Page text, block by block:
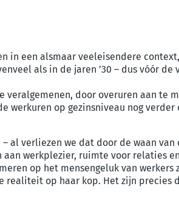
in een alsmaar veeleisendere
als in de jaren ’30 – dus vóór de
veralgemenen, door overuren aan te
werkuren op gezinsniveau nog verder
– al verliezen we dat door de waan
werkplezier, ruimte voor relaties
op het mensengeluk van werkers
realiteit op haar kop. Het zijn precies